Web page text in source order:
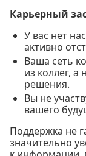
Карьерный
У вас нет
активно
Ваша сеть
из коллег,
решения.
Вы не
вашего
Поддержка не
значительно